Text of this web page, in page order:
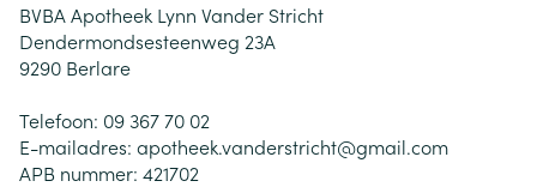
BVBA Apotheek Lynn Vander Stricht
Dendermondsesteenweg 23A
9290 Berlare
Telefoon: 09 367 70 02
E-mailadres: apotheek.vanderstricht@gmail.com
APB nummer: 421702